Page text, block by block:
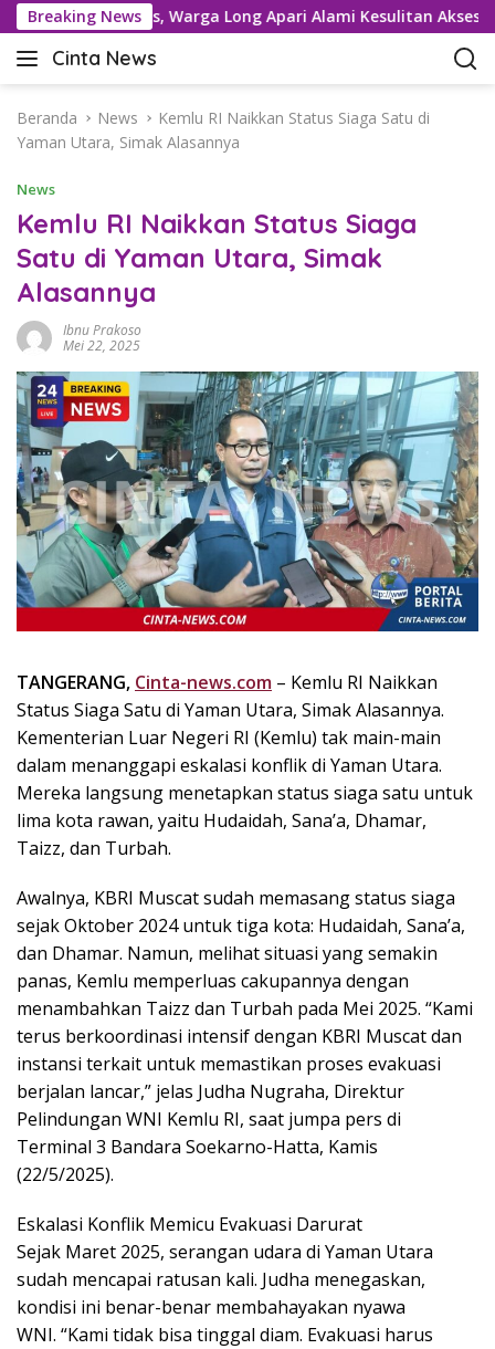
a
Breaking News
Drastis, Warga Long Apari Alami Kesulitan Akses Logistik
Cinta News
C
n
t
N
e
w
s
–
a
a
r
T
e
r
k
i
n
,
P
n
I
n
s
p
i
a
s
i
Beranda News
Kemlu RI Naikkan Status Siaga Satu di
Yaman Utara, Simak Alasannya
News
Kemlu RI Naikkan Status Siaga
Satu di Yaman Utara, Simak
Alasannya
Ibnu Prakoso
Mei 22, 2025
TANGERANG, Cinta-news.com – Kemlu RI Naikkan
Status Siaga Satu di Yaman Utara, Simak Alasannya.
Kementerian Luar Negeri RI (Kemlu) tak main-main
dalam menanggapi eskalasi konflik di Yaman Utara.
Mereka langsung menetapkan status siaga satu untuk
lima kota rawan, yaitu Hudaidah, Sana’a, Dhamar,
Taizz, dan Turbah.
Awalnya, KBRI Muscat sudah memasang status siaga
sejak Oktober 2024 untuk tiga kota: Hudaidah, Sana’a,
dan Dhamar. Namun, melihat situasi yang semakin
panas, Kemlu memperluas cakupannya dengan
menambahkan Taizz dan Turbah pada Mei 2025. “Kami
terus berkoordinasi intensif dengan KBRI Muscat dan
instansi terkait untuk memastikan proses evakuasi
berjalan lancar,” jelas Judha Nugraha, Direktur
Pelindungan WNI Kemlu RI, saat jumpa pers di
Terminal 3 Bandara Soekarno-Hatta, Kamis
(22/5/2025).
Eskalasi Konflik Memicu Evakuasi Darurat
Sejak Maret 2025, serangan udara di Yaman Utara
sudah mencapai ratusan kali. Judha menegaskan,
kondisi ini benar-benar membahayakan nyawa
WNI. “Kami tidak bisa tinggal diam. Evakuasi harus